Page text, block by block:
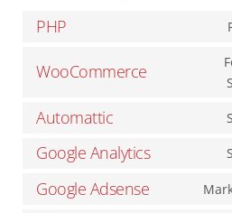
PHP
WooCommerce
Automattic
Google Analytics
Google Adsense